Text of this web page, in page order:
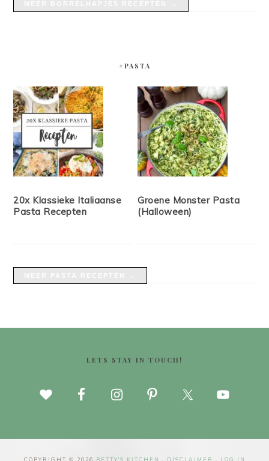
#PASTA
20x Klassieke Italiaanse
Pasta Recepten
Groene Monster Pasta
(Halloween)
LETS STAY IN TOUCH!
COPYRIGHT © 2026 BETTY'S KITCHEN · DISCLAIMER · LOG IN